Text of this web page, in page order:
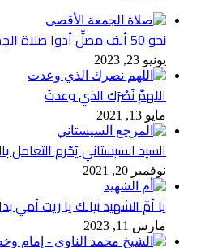
نحو 50 ألف مصلٍّ أدوا صلاة الجمعة في الأقصى
يونيو 23, 2023
اللهمَّ نَصْرَك الذي وعدتَ
مايو 13, 2021
السيد السيستاني يُحّرم التعامل
نوفمبر 20, 2021
يا أمّ الشهيد نيالك يا ريت أمي
مارس 11, 2023